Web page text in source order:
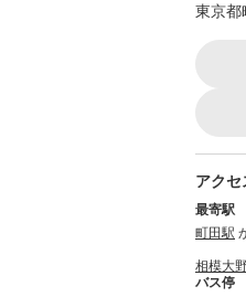
東京都
アクセ
最寄駅
町田駅
相模大
バス停